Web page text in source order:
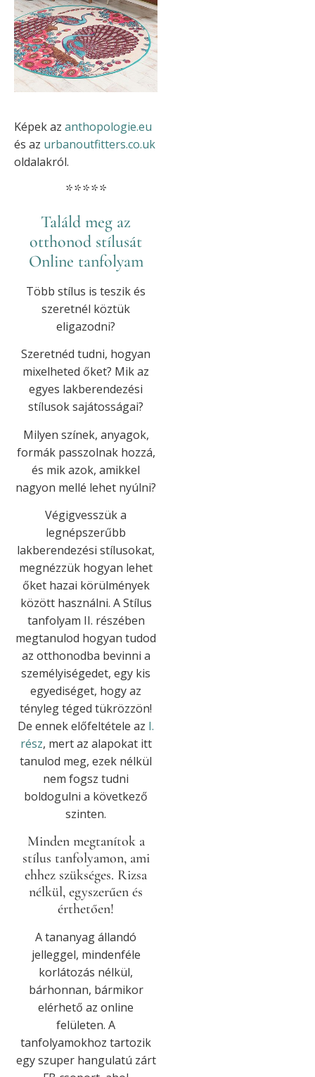
Képek az anthopologie.eu
és az urbanoutfitters.co.uk
oldalakról.
*****
Találd meg az
otthonod stílusát
Online tanfolyam
Több stílus is teszik és
szeretnél köztük
eligazodni?
Szeretnéd tudni, hogyan
mixelheted őket? Mik az
egyes lakberendezési
stílusok sajátosságai?
Milyen színek, anyagok,
formák passzolnak hozzá,
és mik azok, amikkel
nagyon mellé lehet nyúlni?
Végigvesszük a
legnépszerűbb
lakberendezési stílusokat,
megnézzük hogyan lehet
őket hazai körülmények
között használni. A Stílus
tanfolyam II. részében
megtanulod hogyan tudod
az otthonodba bevinni a
személyiségedet, egy kis
egyediséget, hogy az
tényleg téged tükrözzön!
De ennek előfeltétele az I.
rész, mert az alapokat itt
tanulod meg, ezek nélkül
nem fogsz tudni
boldogulni a következő
szinten.
Minden megtanítok a
stílus tanfolyamon, ami
ehhez szükséges. Rizsa
nélkül, egyszerűen és
érthetően!
A tananyag állandó
jelleggel, mindenféle
korlátozás nélkül,
bárhonnan, bármikor
elérhető az online
felületen. A
tanfolyamokhoz tartozik
egy szuper hangulatú zárt